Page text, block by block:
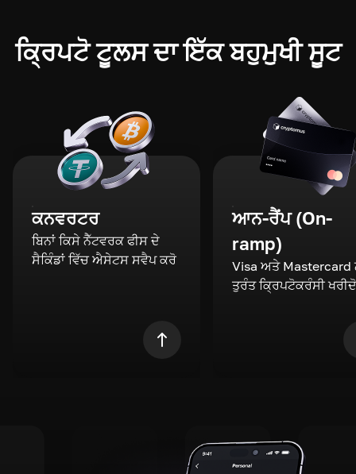
ਕ੍ਰਿਪਟੋ ਟੂਲਸ ਦਾ ਇੱਕ ਬਹੁਮੁਖੀ ਸੂਟ
ਕਨਵਰਟਰ
ਬਿਨਾਂ ਕਿਸੇ ਨੈੱਟਵਰਕ ਫੀਸ ਦੇ
ਸੈਕਿੰਡਾਂ ਵਿੱਚ ਐਸੇਟਸ ਸਵੈਪ ਕਰੋ
ਆਨ-ਰੈਂਪ (On-
ramp)
Visa ਅਤੇ Mastercard
ਤੁਰੰਤ ਕ੍ਰਿਪਟੋਕਰੰਸੀ ਖਰੀਦੋ